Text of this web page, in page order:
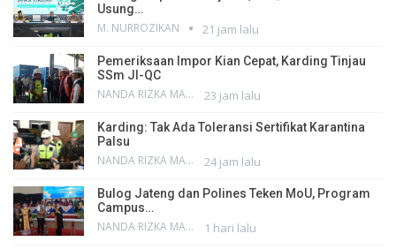
Usung…
M. NURROZIKAN 21 jam lalu
Pemeriksaan Impor Kian Cepat, Karding Tinjau
SSm JI-QC
NANDA RIZKA MAHENDRA 23 jam lalu
Karding: Tak Ada Toleransi Sertifikat Karantina
Palsu
NANDA RIZKA MAHENDRA 24 jam lalu
Bulog Jateng dan Polines Teken MoU, Program
Campus…
NANDA RIZKA MAHENDRA 1 hari lalu